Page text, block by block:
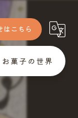
はこちら
お菓子の世界